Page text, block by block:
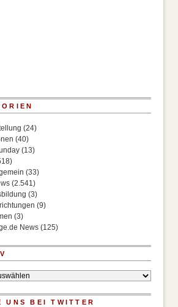
(24)
(40)
(13)
(33)
(2.541)
(3)
(9)
(3)
News (125)
UNS BEI TWITTER